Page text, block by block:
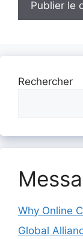
Rechercher
Why Online
Global